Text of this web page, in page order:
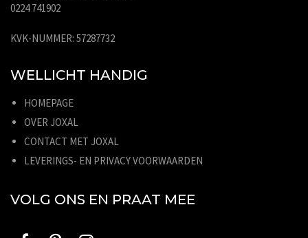
0224 741902
KVK-NUMMER: 57287732
WELLICHT HANDIG
HOMEPAGE
OVER JOXAL
CONTACT MET JOXAL
LEVERINGS- EN PRIVACY VOORWAARDEN
VOLG ONS EN PRAAT MEE